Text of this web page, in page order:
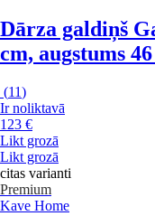
Dārza galdiņš
cm, augstums
(11)
Ir noliktavā
123 €
Likt grozā
Likt grozā
citas varianti
Premium
Kave Home